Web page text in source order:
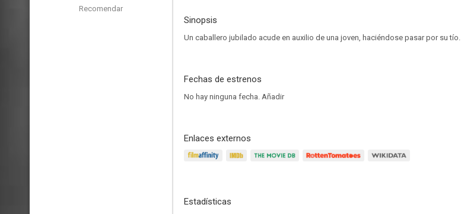
Recomendar
Sinopsis
Un caballero jubilado acude en auxilio de una joven, haciéndose pasar por su tío.
Fechas de estrenos
No hay ninguna fecha. Añadir
Enlaces externos
Estadísticas